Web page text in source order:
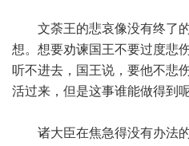
文荼王的悲哀像没有终了的
想。想要劝谏国王不要过度悲
听不进去，国王说，要他不悲
活过来，但是这事谁能做得到
诸大臣在焦急得没有办法的